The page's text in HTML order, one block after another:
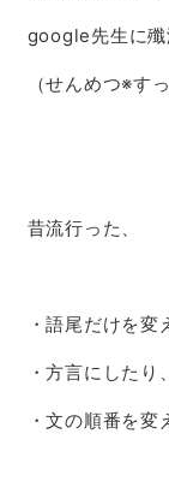
google先生に殲
（せんめつ※す
昔流行った、
・語尾だけを変
・方言にしたり、
・文の順番を変